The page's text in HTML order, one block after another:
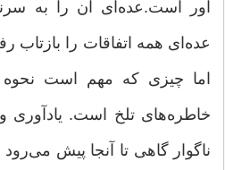
آور است.عده‌ای آن را به
عده‌ای همه اتفاقات را بازتاب
اما چیزی كه مهم است
خاطره‌های تلخ است. یادآوری
ناگوار گاهی تا آنجا پیش می‌رود